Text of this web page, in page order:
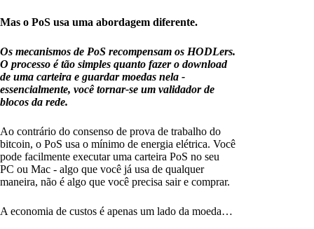
Mas o PoS usa uma abordagem diferente.
Os mecanismos de PoS recompensam os HODLers.
O processo é tão simples quanto fazer o download
de uma carteira e guardar moedas nela -
essencialmente, você tornar-se um validador de
blocos da rede.
Ao contrário do consenso de prova de trabalho do
bitcoin, o PoS usa o mínimo de energia elétrica. Você
pode facilmente executar uma carteira PoS no seu
PC ou Mac - algo que você já usa de qualquer
maneira, não é algo que você precisa sair e comprar.
A economia de custos é apenas um lado da moeda…